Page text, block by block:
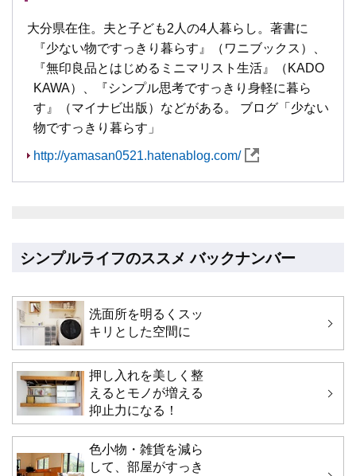
大分県在住。夫と子ども2人の4人暮らし。著書に
『少ない物ですっきり暮らす』（ワニブックス）、
『無印良品とはじめるミニマリスト生活』（KADO
KAWA）、『シンプル思考ですっきり身軽に暮ら
す』（マイナビ出版）などがある。 ブログ「少ない
物ですっきり暮らす」
http://yamasan0521.hatenablog.com/
シンプルライフのススメ バックナンバー
洗面所を明るくスッ
キリとした空間に
押し入れを美しく整
えるとモノが増える
抑止力になる！
色小物・雑貨を減ら
して、部屋がすっき